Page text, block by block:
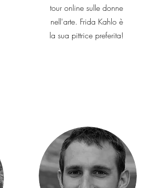
tour online sulle donne
nell'arte. Frida Kahlo è
la sua pittrice preferita!